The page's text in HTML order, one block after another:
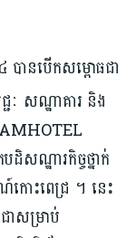
បានបើកសម្ពោធជា
ជៈ សណ្ឋាគារ និង
សណ្ឋារកិច្ចថ្នាក់
កោះពេជ្រ ។ នេះ
ាសម្រាប់